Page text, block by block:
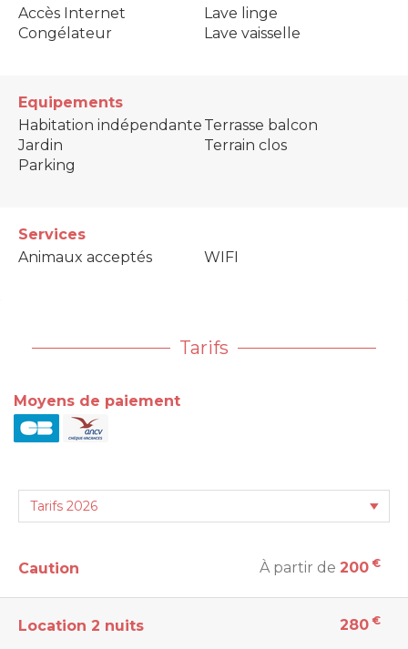
Accès Internet
Congélateur
Lave linge
Lave vaisselle
Equipements
Habitation indépendante
Jardin
Parking
Terrasse balcon
Terrain clos
Services
Animaux acceptés
WIFI
Tarifs
Moyens de paiement
Caution À partir de 200 €
Location 2 nuits 280 €